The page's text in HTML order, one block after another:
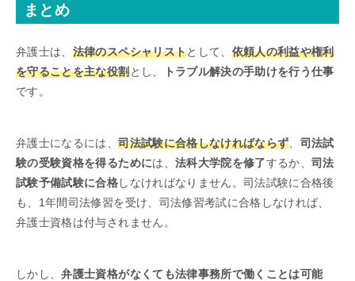
まとめ
弁護士は、 法律のスペシャリストとして、 依頼人の利益や権利
を守ることを主な役割とし、
トラブル解決の手助けを行う仕事
です。
弁護士になるには、司法試験に合格しなければならず
司法試
験の受験資格を得るためには、 法科大学院を修了するか、司法
試験予備試験に合格しなければなりません。司法試験に合格後
も、1年間司法修習を受け、司法修習考試に合格しなければ、
弁護士資格は付与されません。
しかし、弁護士資格がなくても法律事務所で働くことは可能